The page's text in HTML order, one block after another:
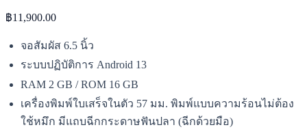
฿11,900.00
จอสัมผัส 6.5 นิ้ว
ระบบปฏิบัติการ Android 13
RAM 2 GB / ROM 16 GB
เครื่องพิมพ์ใบเสร็จในตัว 57 มม. พิมพ์แบบความร้อนไม่ต้อง
ใช้หมึก มีแถบฉีกกระดาษฟันปลา (ฉีกด้วยมือ)